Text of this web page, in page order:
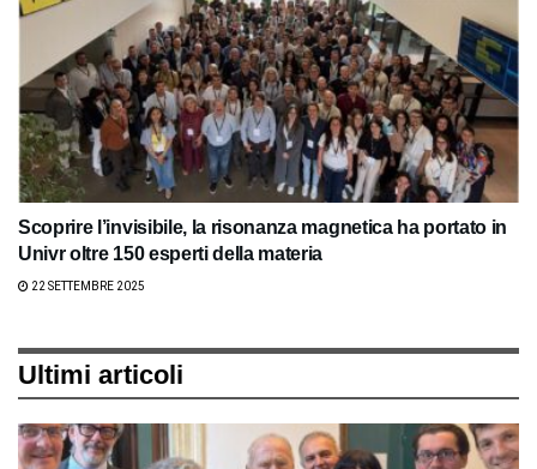
Scoprire l’invisibile, la risonanza magnetica ha portato in
Univr oltre 150 esperti della materia
22 SETTEMBRE 2025
Ultimi articoli